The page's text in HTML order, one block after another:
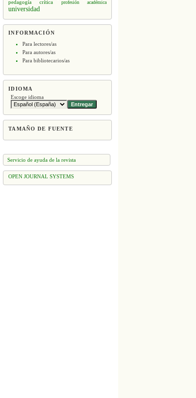
pedagogía crítica
profesión académica
universidad
INFORMACIÓN
Para lectores/as
Para autores/as
Para bibliotecarios/as
IDIOMA
Escoge idioma
TAMAÑO DE FUENTE
Servicio de ayuda de la revista
OPEN JOURNAL SYSTEMS